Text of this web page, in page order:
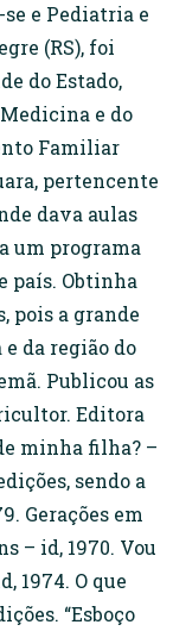
e Pediatria e
(RS), foi
do Estado,
e do
Familiar
pertencente
dava aulas
um programa
país. Obtinha
pois a grande
da região do
Publicou as
Editora
minha filha? –
sendo a
Gerações em
– id, 1970. Vou
1974. O que
“Esboço